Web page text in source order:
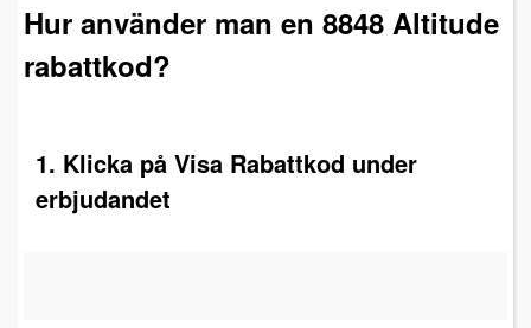
Hur använder man en 8848 Altitude
rabattkod?
1. Klicka på Visa Rabattkod under
erbjudandet